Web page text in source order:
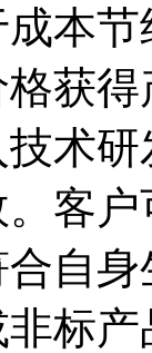
本
获
术
客
自
标